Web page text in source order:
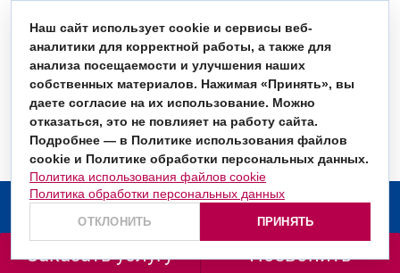
Заказать услугу Позвонить
О компании
Наш сайт использует cookie и сервисы веб-
аналитики для корректной работы, а также для
анализа посещаемости и улучшения наших
собственных материалов. Нажимая «Принять», вы
даете согласие на их использование. Можно
отказаться, это не повлияет на работу сайта.
Подробнее — в Политике использования файлов
cookie и Политике обработки персональных данных.
Политика использования файлов cookie
Политика обработки персональных данных
ОТКЛОНИТЬ ПРИНЯТЬ